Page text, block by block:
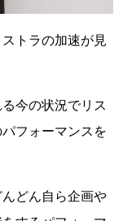
トラの加速が見
今の状況でリス
フォーマンスを
どん自ら企画や